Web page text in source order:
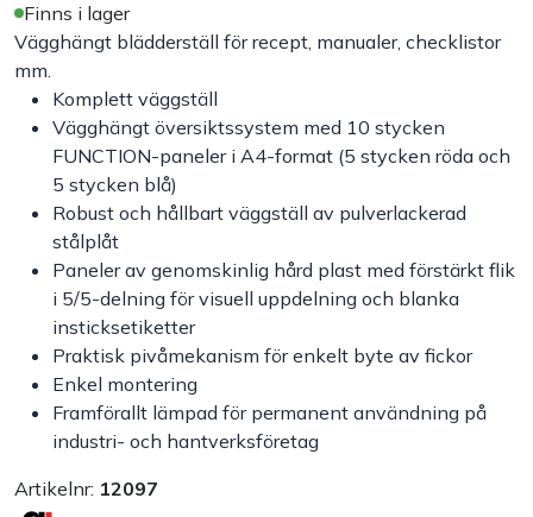
Arbetskläder
Plåtbyte
Monin
Handla efter bransch
Varumärken
Outlet
Om Bakers
Finns i lager
Vägghängt blädderställ för recept, manualer, checklistor
mm.
Komplett väggställ
Vägghängt översiktssystem med 10 stycken
FUNCTION-paneler i A4-format (5 stycken röda och
5 stycken blå)
Robust och hållbart väggställ av pulverlackerad
stålplåt
Paneler av genomskinlig hård plast med förstärkt flik
i 5/5-delning för visuell uppdelning och blanka
insticksetiketter
Praktisk pivåmekanism för enkelt byte av fickor
Enkel montering
Framförallt lämpad för permanent användning på
industri- och hantverksföretag
Artikelnr: 12097